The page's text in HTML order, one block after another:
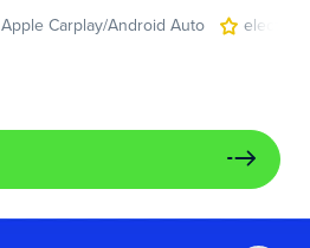
Apple Carplay/Android Auto